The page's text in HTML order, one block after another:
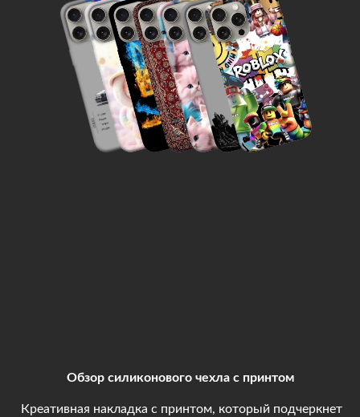
Обзор силиконового чехла с принтом
Креативная накладка с принтом, который подчеркнет